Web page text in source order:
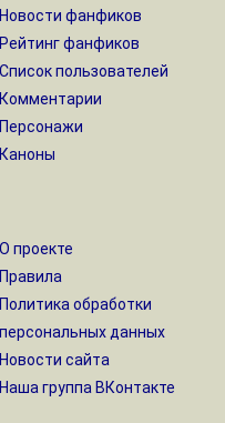
Новости фанфиков
Рейтинг фанфиков
Список пользователей
Комментарии
Персонажи
Каноны
О проекте
Правила
Политика обработки
персональных данных
Новости сайта
Наша группа ВКонтакте